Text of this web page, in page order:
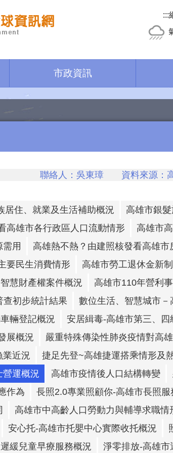
:::
市政資訊
聯絡人：吳東璋 資料來源：
居住、就業及生活補助概況
高雄市銀
高雄市各行政區人口流動情形
高雄市
用
高雄熱不熱？由建照核發看高雄市
要民生消費情形
高雄市勞工退休金新
慧財產權案件概況
高雄市110年營利
查初步統計結果
數位生活、智慧城市
輛登記概況
安居緝毒-高雄市第三、四
展概況
嚴重特殊傳染性肺炎疫情對高
業近況
捷足先登~高雄捷運搭乘情形及
營運概況
高雄市疫情後人口結構轉變
作為
長照2.0專業照顧你-高雄市長照服
高雄市中高齡人口勞動力與輔導求職情
安心托-高雄市托嬰中心實際收托概況
緩兒童早療服務概況
淨零排放-高雄市